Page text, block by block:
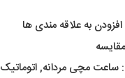
افزودن به علاقه مندی ها
مقایسه
ساعت مچی مردانه,اتوماتیک